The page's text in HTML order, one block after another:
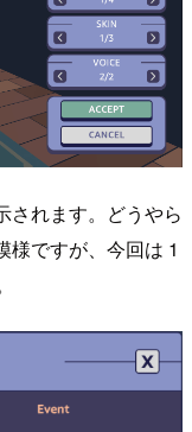
されます。どうやら
様ですが、今回は 1